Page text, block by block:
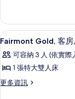
片
1
張
特
大
雙
人
客
房,
1
特
大
人
顯
示
Fairmont
Gold,
客
2
Fairmont Gold, 客房
可容納 3 人 (依實際
1 張特大雙人床
更多資訊
更